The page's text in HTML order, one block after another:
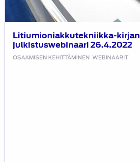
Litiumioniakkutekniikka-kirjan
julkistuswebinaari 26.4.2022
OSAAMISEN KEHITTÄMINEN WEBINAARIT